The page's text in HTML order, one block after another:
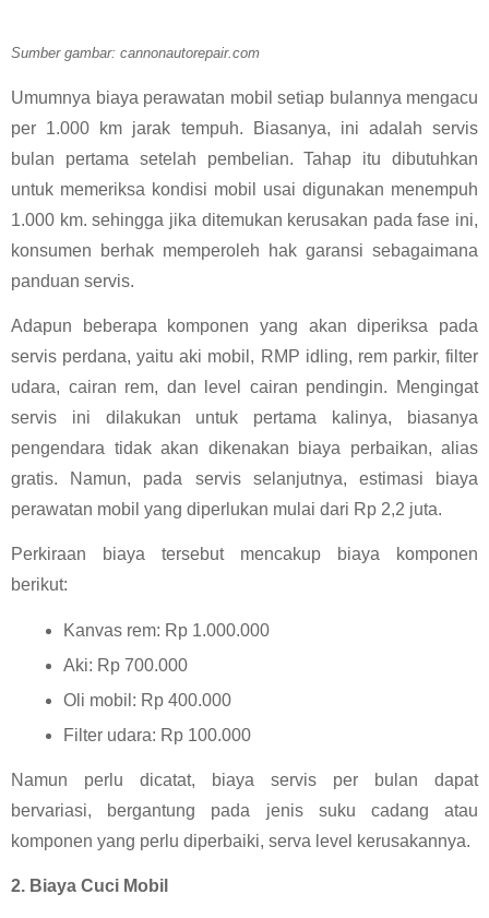
Sumber gambar: cannonautorepair.com
Umumnya biaya perawatan mobil setiap bulannya mengacu
per 1.000 km jarak tempuh. Biasanya, ini adalah servis
bulan pertama setelah pembelian. Tahap itu dibutuhkan
untuk memeriksa kondisi mobil usai digunakan menempuh
1.000 km. sehingga jika ditemukan kerusakan pada fase ini,
konsumen berhak memperoleh hak garansi sebagaimana
panduan servis.
Adapun beberapa komponen yang akan diperiksa pada
servis perdana, yaitu aki mobil, RMP idling, rem parkir, filter
udara, cairan rem, dan level cairan pendingin. Mengingat
servis ini dilakukan untuk pertama kalinya, biasanya
pengendara tidak akan dikenakan biaya perbaikan, alias
gratis. Namun, pada servis selanjutnya, estimasi biaya
perawatan mobil yang diperlukan mulai dari Rp 2,2 juta.
Perkiraan biaya tersebut mencakup biaya komponen
berikut:
Kanvas rem: Rp 1.000.000
Aki: Rp 700.000
Oli mobil: Rp 400.000
Filter udara: Rp 100.000
Namun perlu dicatat, biaya servis per bulan dapat
bervariasi, bergantung pada jenis suku cadang atau
komponen yang perlu diperbaiki, serva level kerusakannya.
2. Biaya Cuci Mobil